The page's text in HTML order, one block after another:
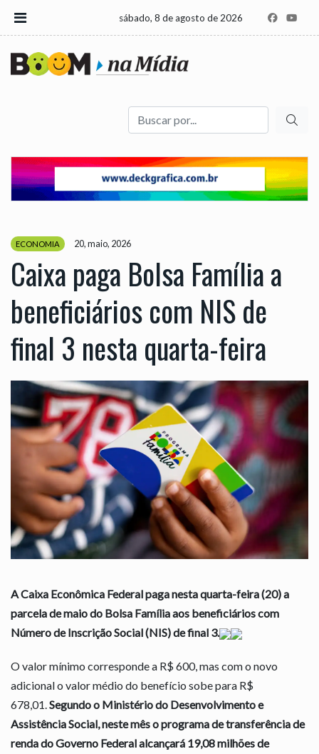
sábado, 8 de agosto de 2026
Buscar
ECONOMIA 20, maio, 2026
Caixa paga Bolsa Família a
beneficiários com NIS de
final 3 nesta quarta-feira
A Caixa Econômica Federal paga nesta quarta-feira (20) a
parcela de maio do Bolsa Família aos beneficiários com
Número de Inscrição Social (NIS) de final 3.
O valor mínimo corresponde a R$ 600, mas com o novo
adicional o valor médio do benefício sobe para R$
678,01.Segundo o Ministério do Desenvolvimento e
Assistência Social, neste mês o programa de transferência de
renda do Governo Federal alcançará 19,08 milhões de